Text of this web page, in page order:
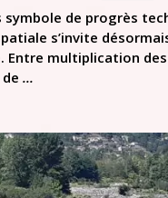
symbole de progrès
s’invite
Entre multiplication
...